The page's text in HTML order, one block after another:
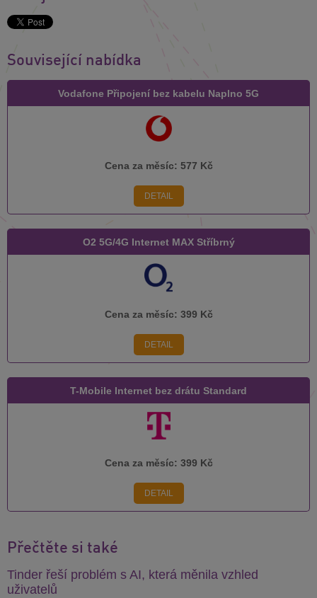
Související nabídka
Vodafone Připojení bez kabelu Naplno 5G
Cena za měsíc: 577 Kč
DETAIL
O2 5G/4G Internet MAX Stříbrný
Cena za měsíc: 399 Kč
DETAIL
T-Mobile Internet bez drátu Standard
Cena za měsíc: 399 Kč
DETAIL
Přečtěte si také
Tinder řeší problém s AI, která měnila vzhled
uživatelů